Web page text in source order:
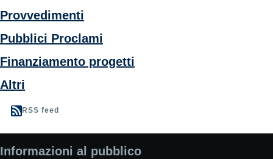
Provvedimenti
Pubblici Proclami
Finanziamento progetti
Altri
RSS feed
Informazioni al pubblico